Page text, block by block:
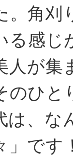
。角刈
る感じ
人が集
のひと
は、な
」です